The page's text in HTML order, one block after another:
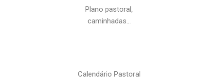
Plano pastoral,
caminhadas…
Calendário Pastoral